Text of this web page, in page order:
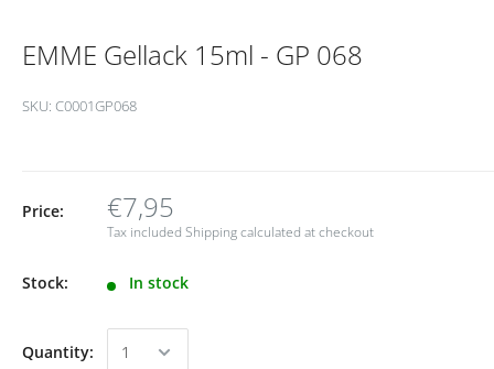
EMME Gellack 15ml - GP 068
SKU: C0001GP068
Price: €7,95
Tax included Shipping calculated at checkout
Stock: In stock
Quantity: